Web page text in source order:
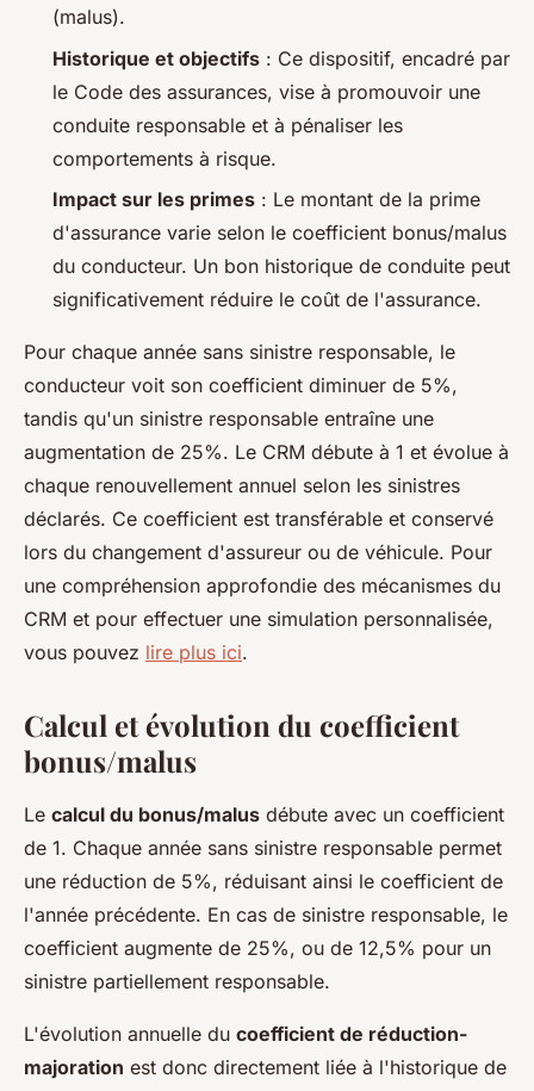
(malus).
Historique et objectifs : Ce dispositif, encadré par
le Code des assurances, vise à promouvoir une
conduite responsable et à pénaliser les
comportements à risque.
Impact sur les primes : Le montant de la prime
d'assurance varie selon le coefficient bonus/malus
du conducteur. Un bon historique de conduite peut
significativement réduire le coût de l'assurance.
Pour chaque année sans sinistre responsable, le
conducteur voit son coefficient diminuer de 5%,
tandis qu'un sinistre responsable entraîne une
augmentation de 25%. Le CRM débute à 1 et évolue à
chaque renouvellement annuel selon les sinistres
déclarés. Ce coefficient est transférable et conservé
lors du changement d'assureur ou de véhicule. Pour
une compréhension approfondie des mécanismes du
CRM et pour effectuer une simulation personnalisée,
vous pouvez lire plus ici.
Calcul et évolution du coefficient
bonus/malus
Le calcul du bonus/malus débute avec un coefficient
de 1. Chaque année sans sinistre responsable permet
une réduction de 5%, réduisant ainsi le coefficient de
l'année précédente. En cas de sinistre responsable, le
coefficient augmente de 25%, ou de 12,5% pour un
sinistre partiellement responsable.
L'évolution annuelle du coefficient de réduction-
majoration est donc directement liée à l'historique de